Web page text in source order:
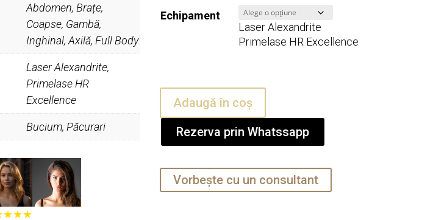
Abdomen, Brațe,
Coapse, Gambă,
Inghinal, Axilă, Full Body
Laser Alexandrite,
Primelase HR
Excellence
Bucium, Păcurari
Echipament
Laser Alexandrite
Primelase HR Excellence
Epilare
definitivă
Femei
Adaugă în coș
Rezerva prin Whatssapp
Vorbește cu un consultant